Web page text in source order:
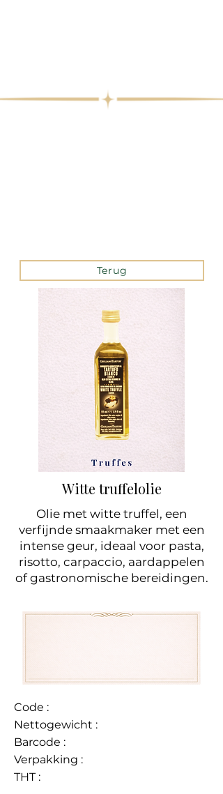
Terug
Witte truffelolie
Olie met witte truffel, een
verfijnde smaakmaker met een
intense geur, ideaal voor pasta,
risotto, carpaccio, aardappelen
of gastronomische bereidingen.
Code :
Nettogewicht :
Barcode :
Verpakking :
THT :